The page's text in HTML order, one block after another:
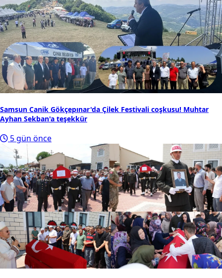
Samsun Canik Gökçepınar'da Çilek Festivali coşkusu! Muhtar
Ayhan Sekban'a teşekkür
5 gün önce